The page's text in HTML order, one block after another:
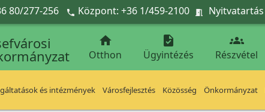
80/277-256  Központ: +36 1/459-2100  Nyitvatartás

Otthon

Ügyintézés

Részvétel
és intézmények Városfejlesztés Közösség Önkormányzat